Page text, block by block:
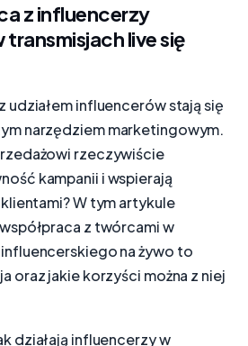
z influencerzy
live się
udziałem influencerów stają się
narzędziem marketingowym.
rzeczywiście
kampanii i wspierają
W tym artykule
z twórcami w
na żywo to
oraz jakie korzyści można z niej
działają influencerzy w